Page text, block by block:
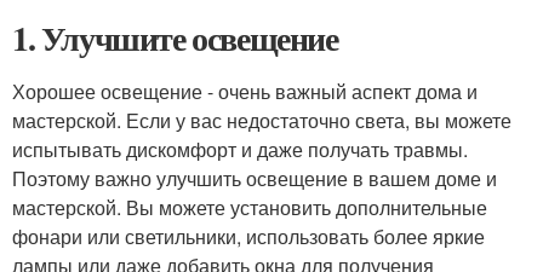
1. Улучшите освещение
Хорошее освещение - очень важный аспект дома и
мастерской. Если у вас недостаточно света, вы можете
испытывать дискомфорт и даже получать травмы.
Поэтому важно улучшить освещение в вашем доме и
мастерской. Вы можете установить дополнительные
фонари или светильники, использовать более яркие
лампы или даже добавить окна для получения